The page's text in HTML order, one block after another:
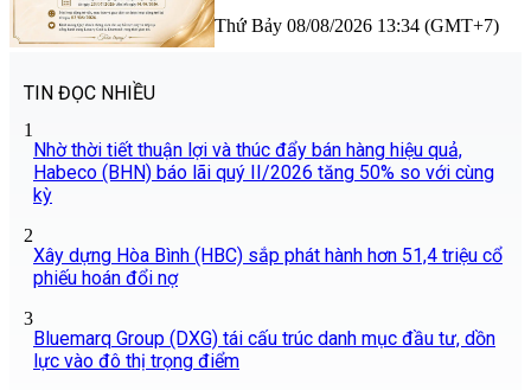
Thứ Bảy 08/08/2026 13:34 (GMT+7)
TIN ĐỌC NHIỀU
1
Nhờ thời tiết thuận lợi và thúc đẩy bán hàng hiệu quả,
Habeco (BHN) báo lãi quý II/2026 tăng 50% so với cùng
kỳ
2
Xây dựng Hòa Bình (HBC) sắp phát hành hơn 51,4 triệu cổ
phiếu hoán đổi nợ
3
Bluemarq Group (DXG) tái cấu trúc danh mục đầu tư, dồn
lực vào đô thị trọng điểm